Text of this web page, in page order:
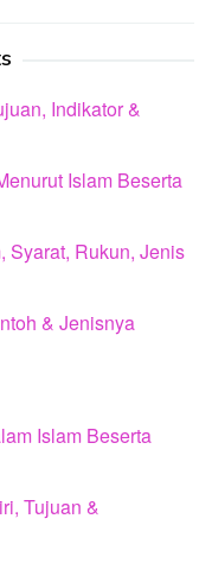
Indikator &
Islam Beserta
Syarat, Rukun, Jenis
& Jenisnya
Islam Beserta
Tujuan &